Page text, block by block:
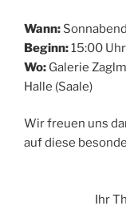
Wann:
Beginn:15:00 Uhr
Wo: Galerie
Halle (Saale)
Wir freuen uns
auf diese
Ihr